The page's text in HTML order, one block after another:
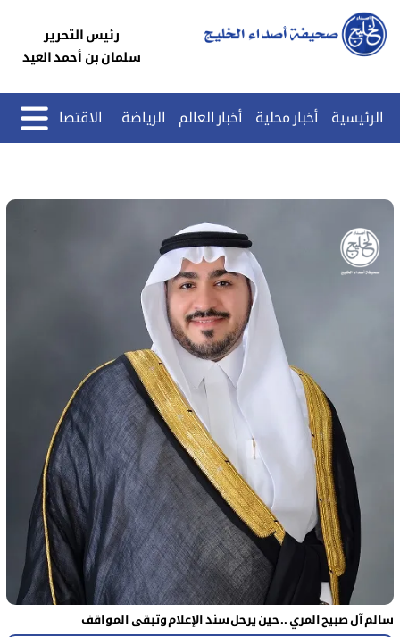
رئيس التحرير
سلمان بن أحمد العيد
الرئيسية أخبار محلية أخبار العالم الرياضة الاقتصاد
سالم آل صبيح المري .. حين يرحل سند الإعلام وتبقى المواقف